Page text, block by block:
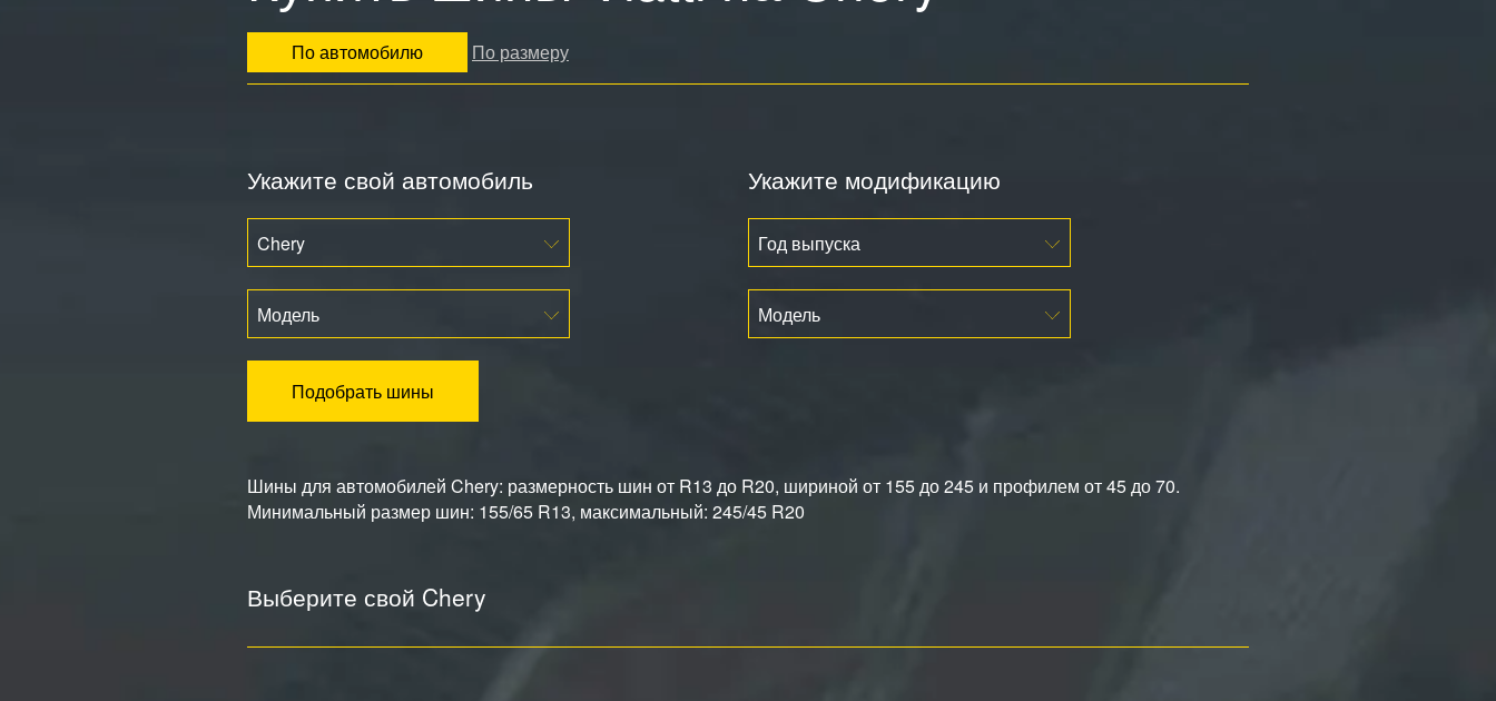
По автомобилю По размеру
Укажите свой автомобиль
Chery
Модель
Укажите модификацию
Год выпуска
Модель
Подобрать шины
Шины для автомобилей Chery: размерность шин от R13 до R20, шириной от 155 до 245 и профилем от 45 до 70.
Минимальный размер шин: 155/65 R13, максимальный: 245/45 R20
Выберите свой Chery